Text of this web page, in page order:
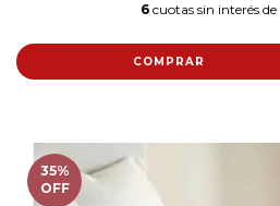
6 cuotas sin interés de
COMPRAR
35%
OFF